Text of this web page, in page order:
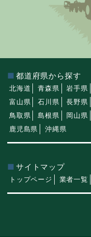
都道府県から探す
北海道 青森県 岩手県
富山県
石川県 長野県
鳥取県
島根県 岡山県
鹿児島県
沖縄県
サイトマップ
トップページ 業者一覧